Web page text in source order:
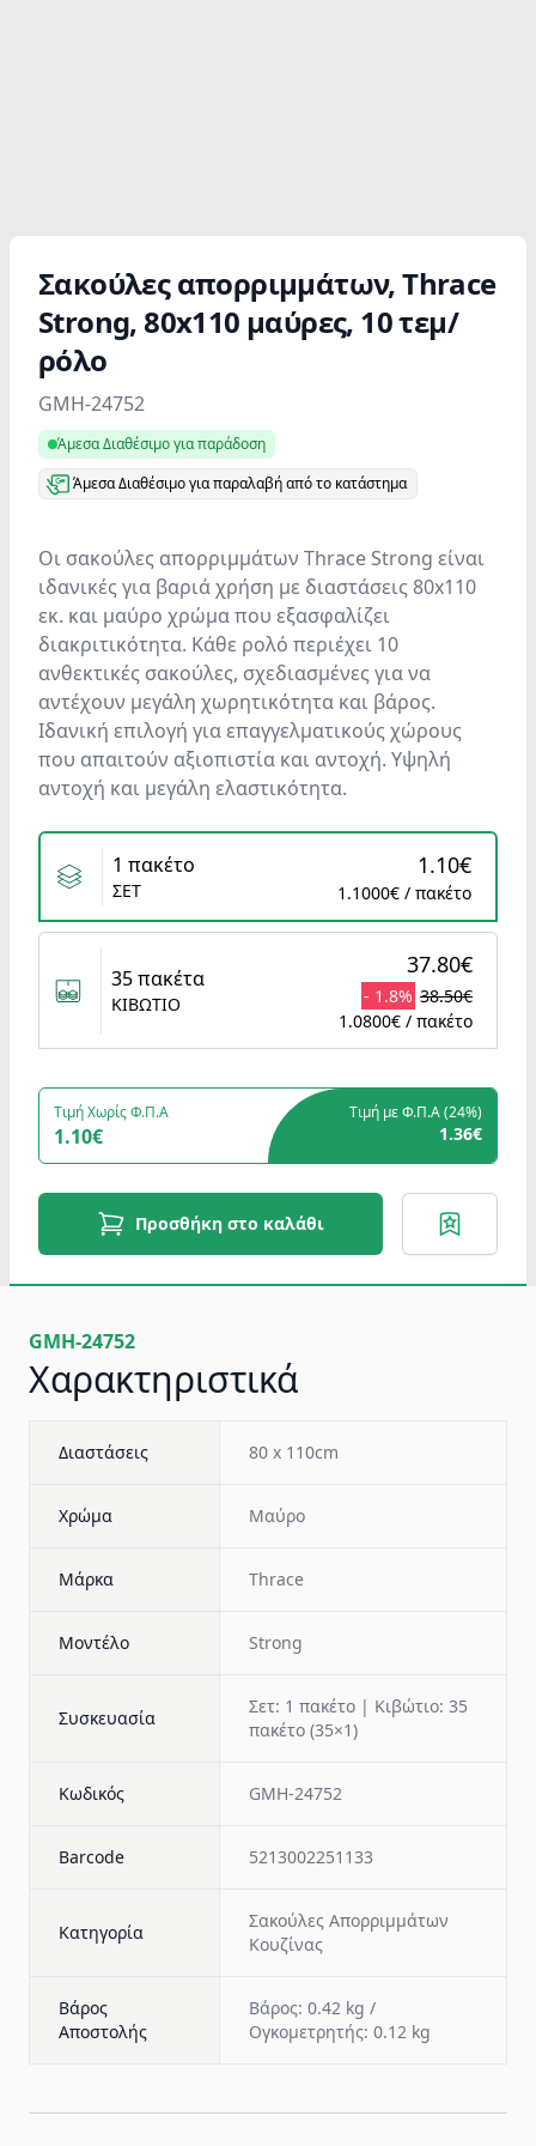
Σακούλες απορριμμάτων, Thrace
Strong, 80x110 μαύρες, 10 τεμ/
ρόλο
Product information
GMH-24752
Άμεσα Διαθέσιμο για παράδοση
Άμεσα Διαθέσιμο για παραλαβή από το κατάστημα
Οι σακούλες απορριμμάτων Thrace Strong είναι
ιδανικές για βαριά χρήση με διαστάσεις 80x110
εκ. και μαύρο χρώμα που εξασφαλίζει
διακριτικότητα. Κάθε ρολό περιέχει 10
ανθεκτικές σακούλες, σχεδιασμένες για να
αντέχουν μεγάλη χωρητικότητα και βάρος.
Ιδανική επιλογή για επαγγελματικούς χώρους
που απαιτούν αξιοπιστία και αντοχή. Υψηλή
αντοχή και μεγάλη ελαστικότητα.
Variants
1 πακέτο
ΣΕΤ
1.10€
1.1000€ / πακέτο
35 πακέτα
ΚΙΒΩΤΙΟ
37.80€
- 1.8% 38.50€
1.0800€ / πακέτο
Τιμή Χωρίς Φ.Π.Α
1.10€
Τιμή με Φ.Π.Α (24%)
1.36€
Προσθήκη στο καλάθι
GMH-24752
Χαρακτηριστικά
Διαστάσεις 80 x 110cm
Χρώμα Μαύρο
Μάρκα Thrace
Μοντέλο Strong
Συσκευασία
Σετ: 1 πακέτο | Κιβώτιο: 35
πακέτο (35×1)
Κωδικός GMH-24752
Barcode 5213002251133
Κατηγορία
Σακούλες Απορριμμάτων
Κουζίνας
Βάρος
Αποστολής
Βάρος: 0.42 kg /
Ογκομετρητής: 0.12 kg